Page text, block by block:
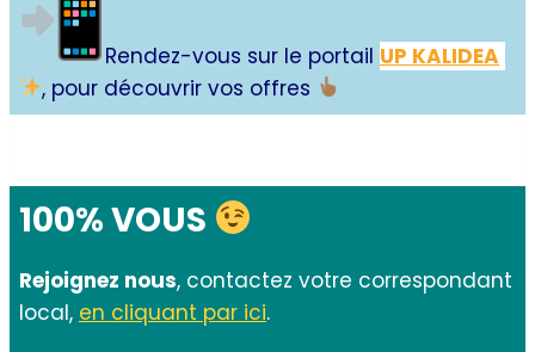
Rendez-vous sur le portail UP KALIDEA
, pour découvrir vos offres
100% VOUS
Rejoignez nous, contactez votre correspondant
local, en cliquant par ici.